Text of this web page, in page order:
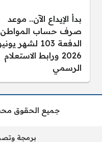
بدأ الإيداع الآن.. موعد
صرف حساب المواطن
الدفعة 103 لشهر
2026 ورابط الاستعلام
الرسمي
جميع الحقوق
برمجة